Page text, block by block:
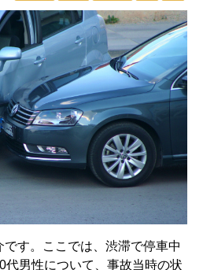
す。ここでは、渋滞で停車中
代男性について、事故当時の状
る